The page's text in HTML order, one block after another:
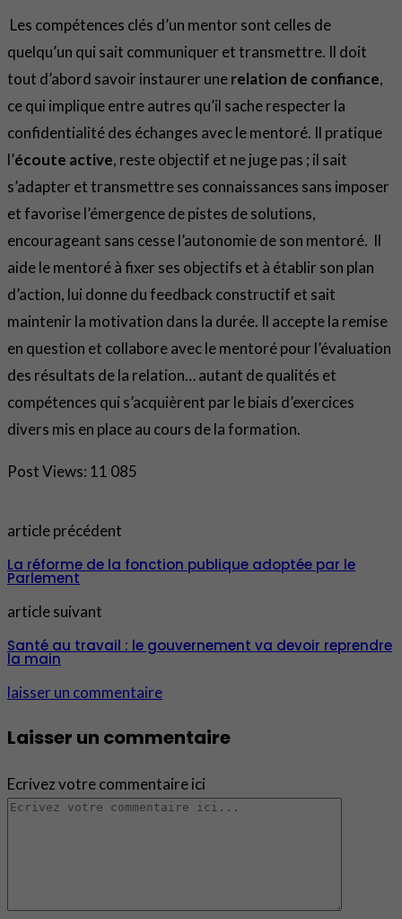
Les compétences clés d’un mentor sont celles de
quelqu’un qui sait communiquer et transmettre. Il doit
tout d’abord savoir instaurer unerelation de confiance,
ce qui implique entre autres qu’il sache respecter la
confidentialité des échanges avec le mentoré. Il pratique
l’écoute active, reste objectif et ne juge pas ; il sait
s’adapter et transmettre ses connaissances sans imposer
et favorise l’émergence de pistes de solutions,
encourageant sans cesse l’autonomie de son mentoré. Il
aide le mentoré à fixer ses objectifs et à établir son plan
d’action, lui donne du feedback constructif et sait
maintenir la motivation dans la durée. Il accepte la remise
en question et collabore avec le mentoré pour l’évaluation
des résultats de la relation… autant de qualités et
compétences qui s’acquièrent par le biais d’exercices
divers mis en place au cours de la formation.
Post Views: 11 085
article précédent
La réforme de la fonction publique adoptée par le
Parlement
article suivant
Santé au travail : le gouvernement va devoir reprendre
la main
laisser un commentaire
Laisser un commentaire
Ecrivez votre commentaire ici